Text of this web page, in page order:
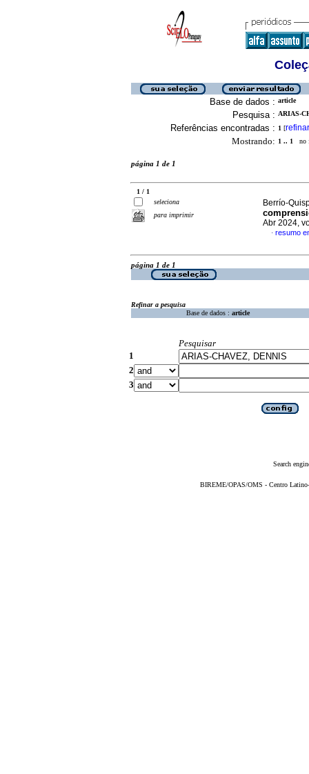
Base de dados : article
Pesquisa : ARIAS-
Referências encontradas : 1 [refinar
Mostrando: 1 .. 1 no
página 1 de 1
1 / 1
seleciona
para imprimir
Berrío-
Abr 2024,
· resumo
página 1 de 1
Refinar a pesquisa
Base de dados : article
Pesquisar
1
2
3
Search
BIREME/OPAS/OMS - Centro Latino-